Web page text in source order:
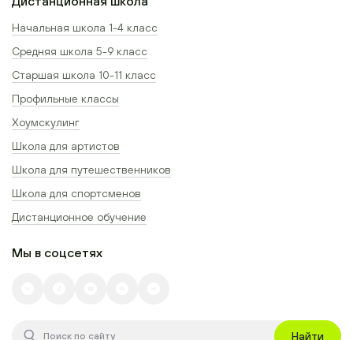
Начальная школа 1-4 класс
Средняя школа 5-9 класс
Старшая школа 10-11 класс
Профильные классы
Хоумскулинг
Школа для артистов
Школа для путешественников
Школа для спортсменов
Дистанционное обучение
Мы в соцсетях
Найти